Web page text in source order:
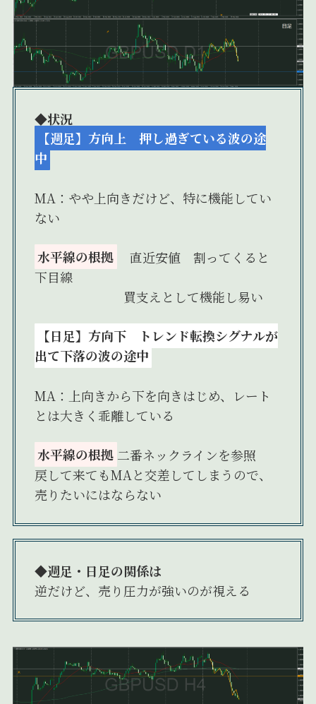
◆状況
【週足】方向上 押し過ぎている波の途
中
MA：やや上向きだけど、特に機能してい
ない
水平線の根拠
直近安値 割ってくると
下目線
買支えとして機能し易い
【日足】方向下 トレンド転換シグナルが
出て下落の波の途中
MA：上向きから下を向きはじめ、レート
とは大きく乖離している
水平線の根拠 二番ネックラインを参照
戻して来てもMAと交差してしまうので、
売りたいにはならない
◆週足・日足の関係は
逆だけど、売り圧力が強いのが視える